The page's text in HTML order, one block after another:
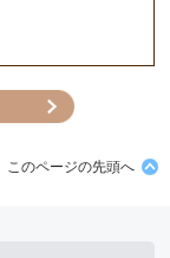
このページの先頭へ